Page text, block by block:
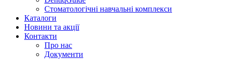
Стоматологічні навчальні комплекси
Каталоги
Новини та акції
Контакти
Про нас
Документи